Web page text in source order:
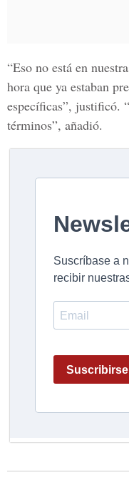
“Eso no está en
hora que ya estaban
específicas”, justificó.
términos”, añadió.